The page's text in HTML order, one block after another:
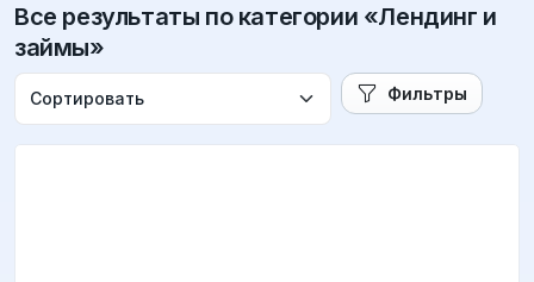
Все результаты по категории «Лендинг и
займы»
Фильтры